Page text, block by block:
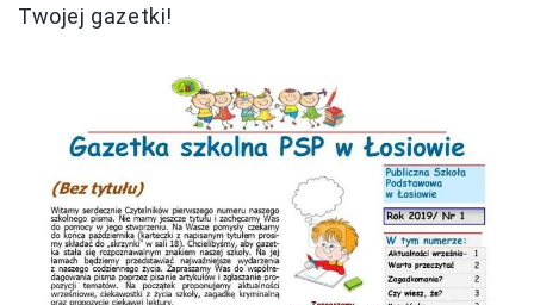
Twojej gazetki!